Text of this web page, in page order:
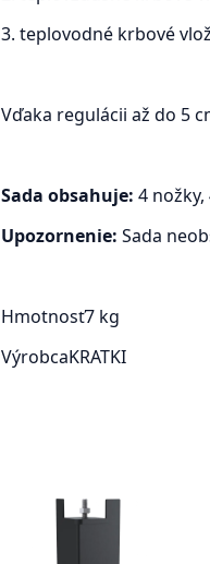
3. teplovodné krbové
Vďaka regulácii až do 5
Sada obsahuje: 4
Upozornenie: Sada
Hmotnosť7 kg
VýrobcaKRATKI